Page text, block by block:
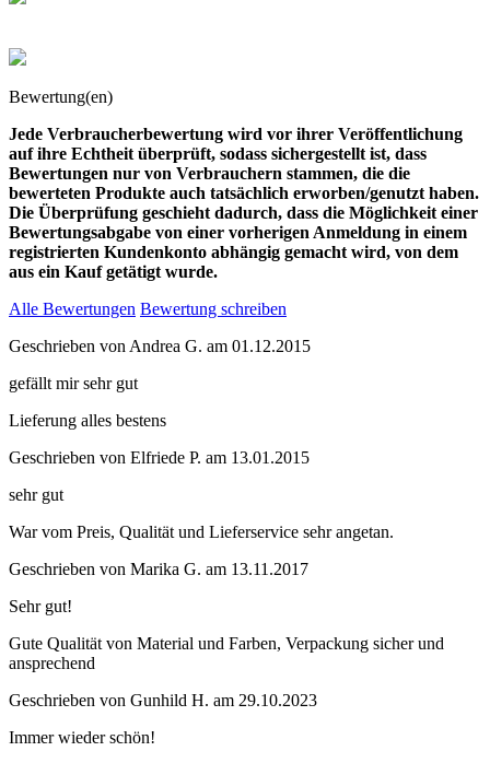
Bewertung(en)
Jede Verbraucherbewertung wird vor ihrer Veröffentlichung
auf ihre Echtheit überprüft, sodass sichergestellt ist, dass
Bewertungen nur von Verbrauchern stammen, die die
bewerteten Produkte auch tatsächlich erworben/genutzt haben.
Die Überprüfung geschieht dadurch, dass die Möglichkeit einer
Bewertungsabgabe von einer vorherigen Anmeldung in einem
registrierten Kundenkonto abhängig gemacht wird, von dem
aus ein Kauf getätigt wurde.
Alle Bewertungen Bewertung schreiben
Geschrieben von Andrea G. am 01.12.2015
gefällt mir sehr gut
Lieferung alles bestens
Geschrieben von Elfriede P. am 13.01.2015
sehr gut
War vom Preis, Qualität und Lieferservice sehr angetan.
Geschrieben von Marika G. am 13.11.2017
Sehr gut!
Gute Qualität von Material und Farben, Verpackung sicher und
ansprechend
Geschrieben von Gunhild H. am 29.10.2023
Immer wieder schön!